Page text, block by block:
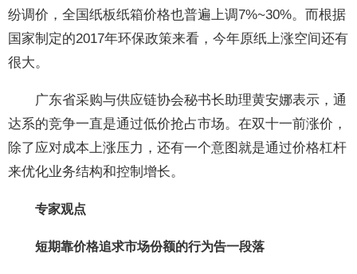
纷调价，全国纸板纸箱价格也普遍上调7%~30%。而根据
国家制定的2017年环保政策来看，今年原纸上涨空间还有
很大。
广东省采购与供应链协会秘书长助理黄安娜表示，通
达系的竞争一直是通过低价抢占市场。在双十一前涨价，
除了应对成本上涨压力，还有一个意图就是通过价格杠杆
来优化业务结构和控制增长。
专家观点
短期靠价格追求市场份额的行为告一段落